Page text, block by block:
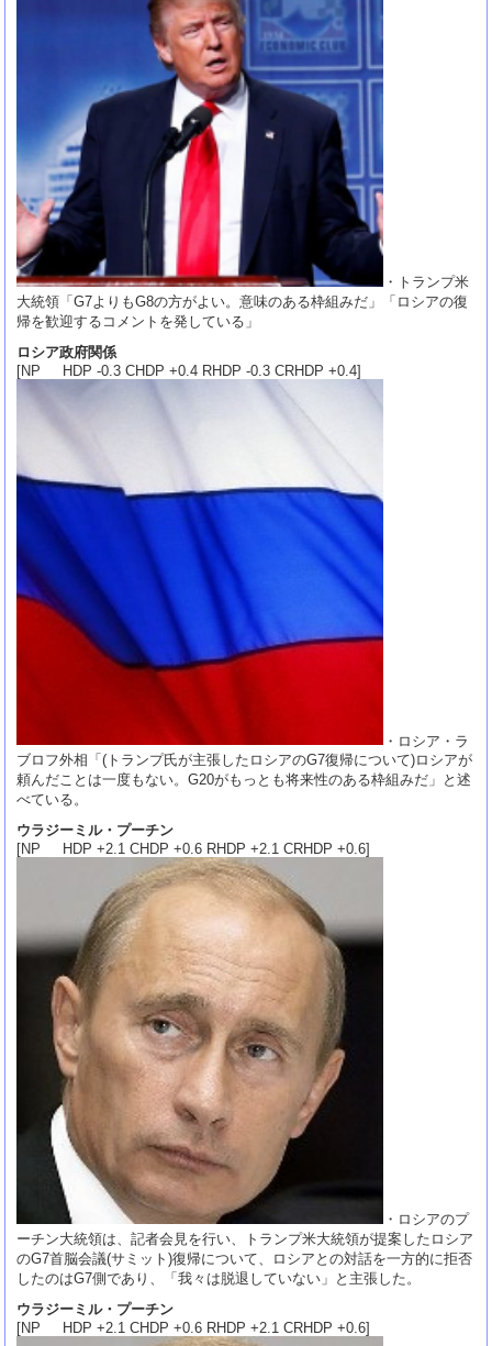
・トランプ米
大統領「G7よりもG8の方がよい。意味のある枠組みだ」「ロシアの復
帰を歓迎するコメントを発している」
ロシア政府関係
[NP HDP -0.3 CHDP +0.4 RHDP -0.3 CRHDP +0.4]
・ロシア・ラ
ブロフ外相「(トランプ氏が主張したロシアのG7復帰について)ロシアが
頼んだことは一度もない。G20がもっとも将来性のある枠組みだ」と述
べている。
ウラジーミル・プーチン
[NP HDP +2.1 CHDP +0.6 RHDP +2.1 CRHDP +0.6]
・ロシアのプ
ーチン大統領は、記者会見を行い、トランプ米大統領が提案したロシア
のG7首脳会議(サミット)復帰について、ロシアとの対話を一方的に拒否
したのはG7側であり、「我々は脱退していない」と主張した。
ウラジーミル・プーチン
[NP HDP +2.1 CHDP +0.6 RHDP +2.1 CRHDP +0.6]